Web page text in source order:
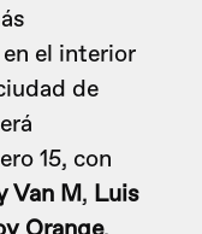
el interior
de
15, con
Van M, Luis